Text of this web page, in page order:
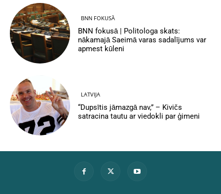
BNN FOKUSĀ
BNN fokusā | Politologa skats:
nākamajā Saeimā varas sadalījums var
apmest kūleni
LATVIJA
“Dupsītis jāmazgā nav,” – Kivičs
satracina tautu ar viedokli par ģimeni